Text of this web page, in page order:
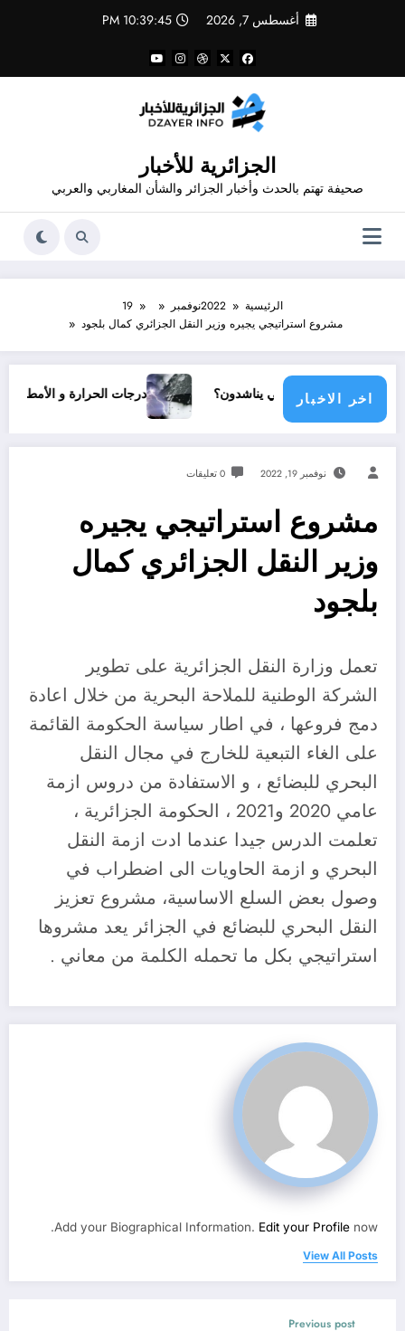
أغسطس 7, 2026 10:39:46 PM
الجزائرية للأخبار
صحيفة تهتم بالحدث وأخبار الجزائر والشأن المغاربي والعربي
الرئيسية 2022نوفمبر
19
مشروع استراتيجي يجيره وزير النقل الجزائري كمال بلجود
اخر الاخبار
أي مجتمع دولي يناشدون؟ درجات الحرارة و الأمطار في سبتمبر 2026 في
نوفمبر 19, 2022 0 تعليقات
مشروع استراتيجي يجيره
وزير النقل الجزائري كمال
بلجود
تعمل وزارة النقل الجزائرية على تطوير
الشركة الوطنية للملاحة البحرية من خلال اعادة
دمج فروعها ، في اطار سياسة الحكومة القائمة
على الغاء التبعية للخارج في مجال النقل
البحري للبضائع ، و الاستفادة من دروس ازمة
عامي 2020 و2021 ، الحكومة الجزائرية ،
تعلمت الدرس جيدا عندما ادت ازمة النقل
البحري و ازمة الحاويات الى اضطراب في
وصول بعض السلع الاساسية، مشروع تعزيز
النقل البحري للبضائع في الجزائر يعد مشروها
استراتيجي بكل ما تحمله الكلمة من معاني .
Add your Biographical Information. Edit your Profile now.
View All Posts
Previous post